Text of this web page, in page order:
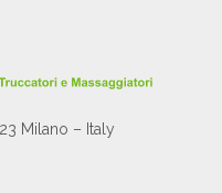
Milano – Italy